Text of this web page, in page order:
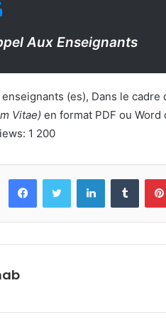
Aux Enseignants
(es), Dans le
Vitae) en format PDF ou Word
1 200
FacebookTwitter Linkedin